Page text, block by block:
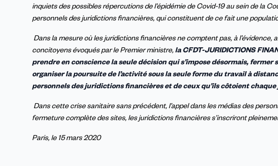
inquiets des possibles répercutions de l’épidémie de Covid-19 au sein de la
personnels des juridictions financières, qui constituent de ce fait une
Dans la mesure où les juridictions financières ne comptent pas, à l’évidence,
concitoyens évoqués par le Premier ministre,la CFDT-JURIDICTIONS
prendre en conscience la seule décision qui s’impose désormais,
organiser la poursuite de l’activité sous la seule forme du travail à
personnels des juridictions financières et de ceux qu’ils côtoient chaque
Dans cette crise sanitaire sans précédent, l’appel dans les médias des
fermeture complète des sites, les juridictions financières s’inscriront
Paris, le 15 mars 2020